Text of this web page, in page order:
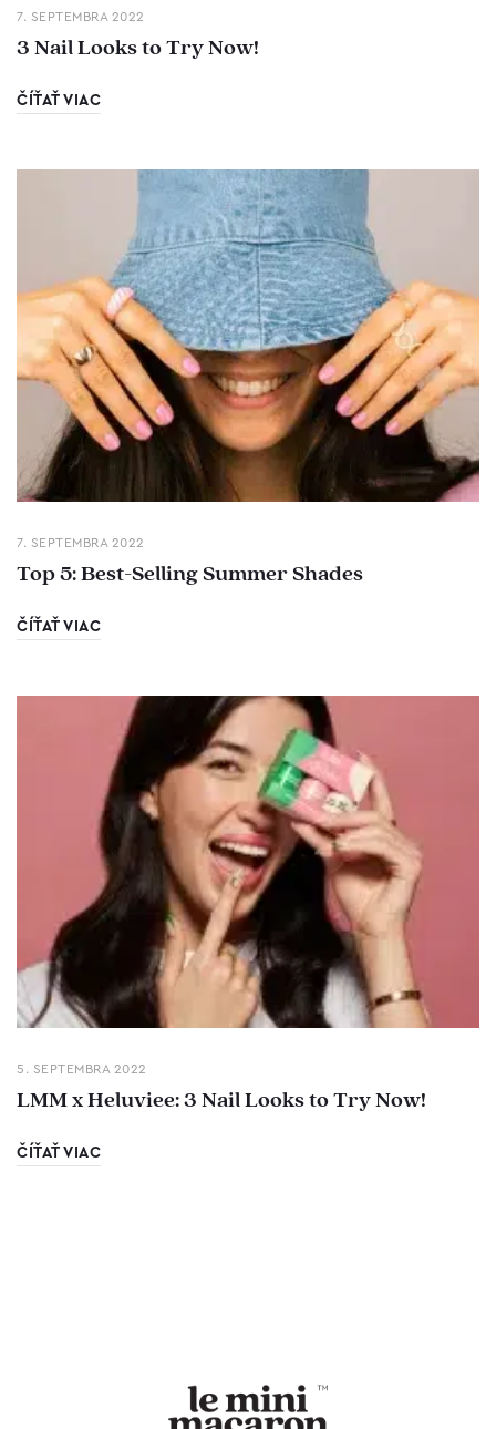
7. SEPTEMBRA 2022
3 Nail Looks to Try Now!
ČÍŤAŤ VIAC
7. SEPTEMBRA 2022
Top 5: Best-Selling Summer Shades
ČÍŤAŤ VIAC
5. SEPTEMBRA 2022
LMM x Heluviee: 3 Nail Looks to Try Now!
ČÍŤAŤ VIAC